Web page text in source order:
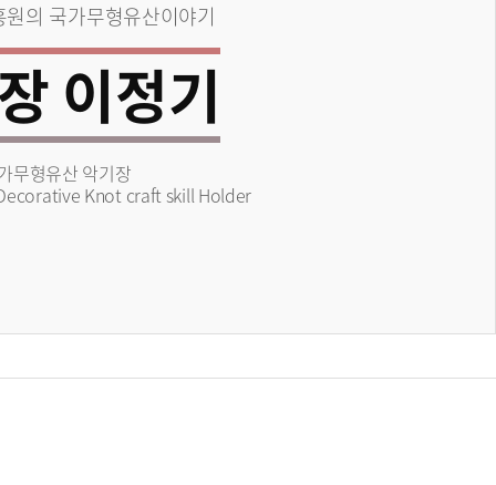
의 국가무형유산이야기
이정기
무형유산 악기장
Knot craft skill Holder